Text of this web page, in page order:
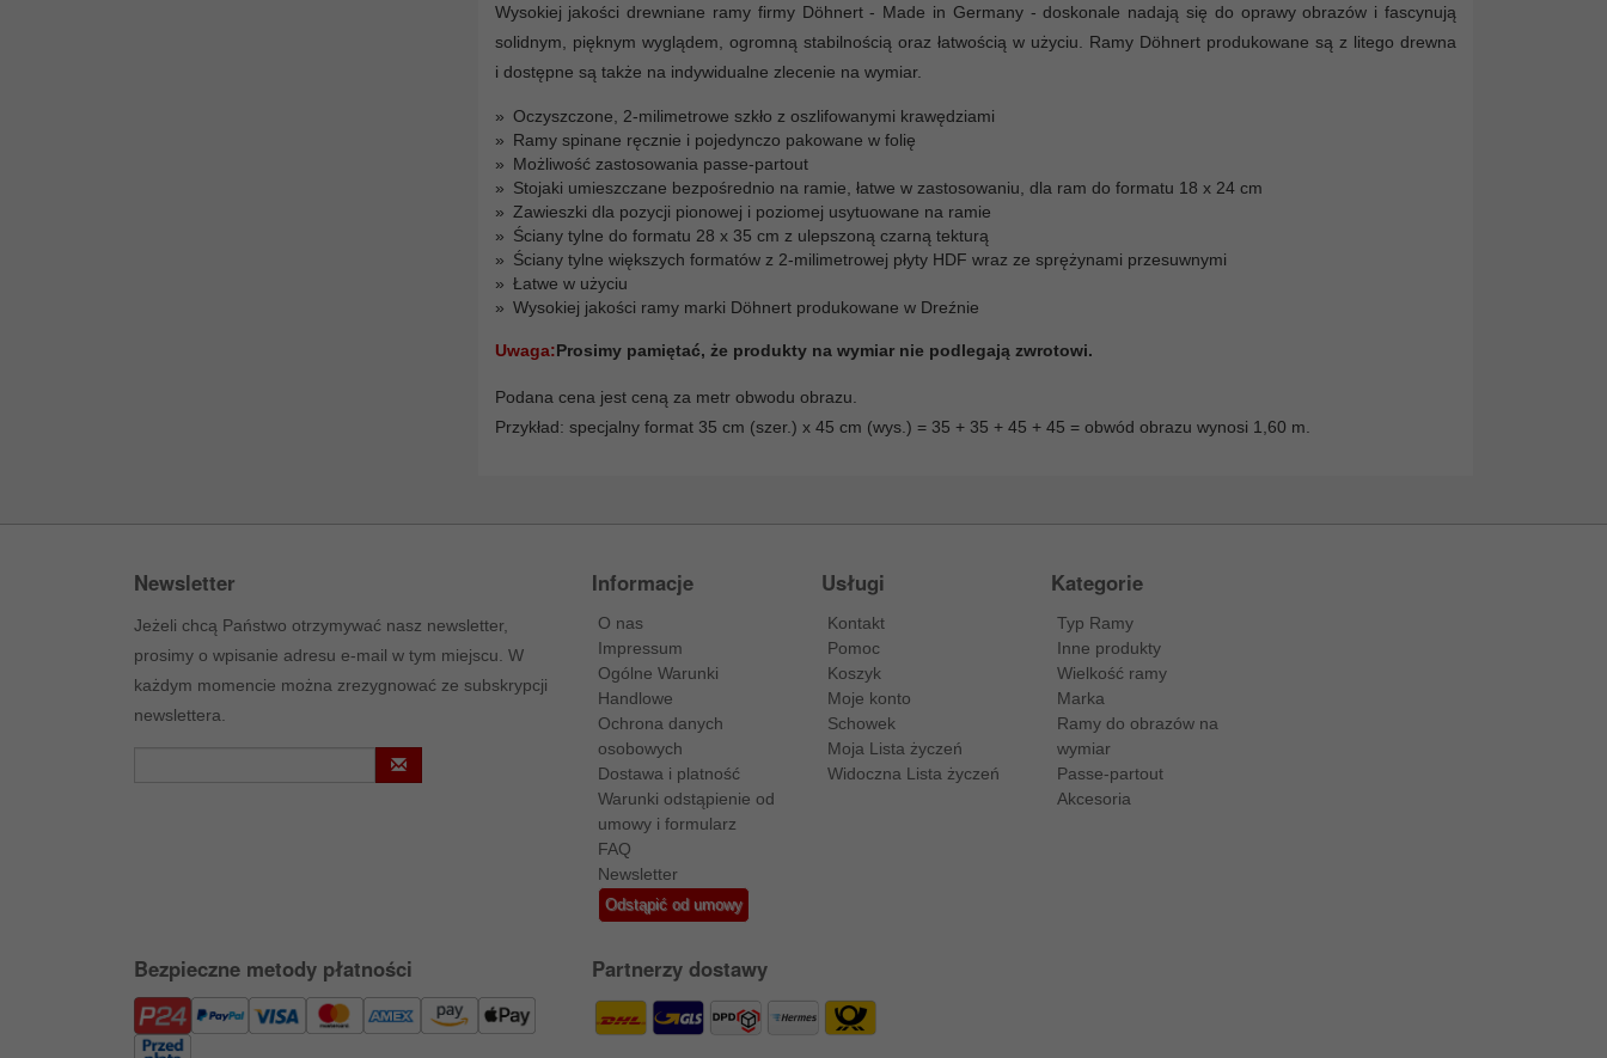
Wysokiej jakości drewniane ramy firmy Döhnert - Made in Germany - doskonale nadają się do oprawy obrazów i fascynują
solidnym, pięknym wyglądem, ogromną stabilnością oraz łatwością w użyciu. Ramy Döhnert produkowane są z litego drewna
i dostępne są także na indywidualne zlecenie na wymiar.
Oczyszczone, 2-milimetrowe szkło z oszlifowanymi krawędziami
Ramy spinane ręcznie i pojedynczo pakowane w folię
Możliwość zastosowania passe-partout
Stojaki umieszczane bezpośrednio na ramie, łatwe w zastosowaniu, dla ram do formatu 18 x 24 cm
Zawieszki dla pozycji pionowej i poziomej usytuowane na ramie
Ściany tylne do formatu 28 x 35 cm z ulepszoną czarną tekturą
Ściany tylne większych formatów z 2-milimetrowej płyty HDF wraz ze sprężynami przesuwnymi
Łatwe w użyciu
Wysokiej jakości ramy marki Döhnert produkowane w Dreźnie
Uwaga:Prosimy pamiętać, że produkty na wymiar nie podlegają zwrotowi.
Podana cena jest ceną za metr obwodu obrazu.
Przykład: specjalny format 35 cm (szer.) x 45 cm (wys.) = 35 + 35 + 45 + 45 = obwód obrazu wynosi 1,60 m.
Newsletter
Jeżeli chcą Państwo otrzymywać nasz newsletter,
prosimy o wpisanie adresu e-mail w tym miejscu. W
każdym momencie można zrezygnować ze subskrypcji
newslettera.
Informacje
O nas
Impressum
Ogólne Warunki
Handlowe
Ochrona danych
osobowych
Dostawa i platność
Warunki odstąpienie od
umowy i formularz
FAQ
Newsletter
Odstąpić od umowy
Usługi
Kontakt
Pomoc
Koszyk
Moje konto
Schowek
Moja Lista życzeń
Widoczna Lista życzeń
Kategorie
Typ Ramy
Inne produkty
Wielkość ramy
Marka
Ramy do obrazów na
wymiar
Passe-partout
Akcesoria
Bezpieczne metody płatności Partnerzy dostawy